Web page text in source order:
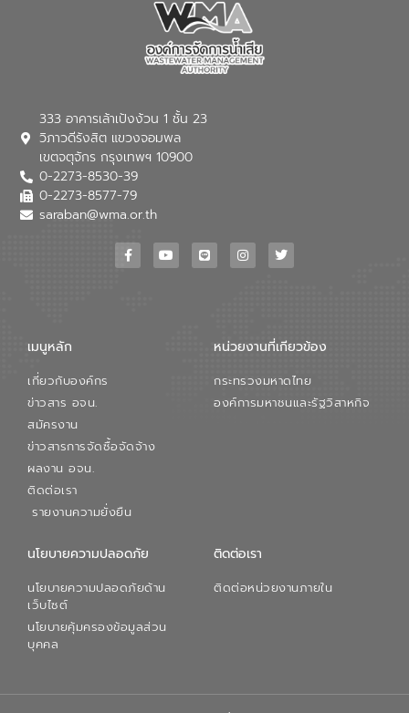
333 อาคารเล้าเป้งง้วน 1 ชั้น 23
วิภาวดีรังสิต แขวงจอมพล
เขตจตุจักร กรุงเทพฯ 10900
0-2273-8530-39
0-2273-8577-79
saraban@wma.or.th
เมนูหลัก
เกี่ยวกับองค์กร
ข่าวสาร อจน.
สมัครงาน
ข่าวสารการจัดซื้อจัดจ้าง
ผลงาน อจน.
ติดต่อเรา
รายงานความยั่งยืน
หน่วยงานที่เกียวข้อง
กระทรวงมหาดไทย
องค์การมหาชนและรัฐวิสาหกิจ
นโยบายความปลอดภัย
นโยบายความปลอดภัยด้าน
เว็บไซต์
นโยบายคุ้มครองข้อมูลส่วน
บุคคล
ติดต่อเรา
ติดต่อหน่วยงานภายใน